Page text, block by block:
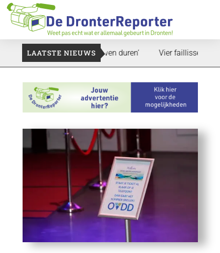
LAATSTE NIEUWS
‘Dat zal ook nog wel even duren’ Vier faillissementen